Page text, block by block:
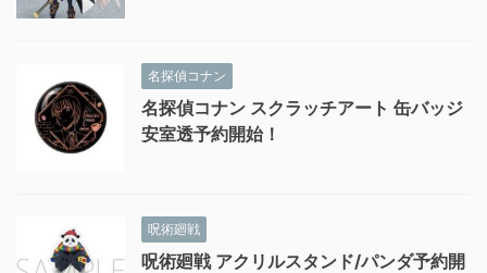
名探偵コナン
名探偵コナン スクラッチアート 缶バッジ
安室透予約開始！
呪術廻戦
呪術廻戦 アクリルスタンド/パンダ予約開